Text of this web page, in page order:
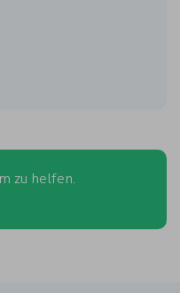
zu helfen.